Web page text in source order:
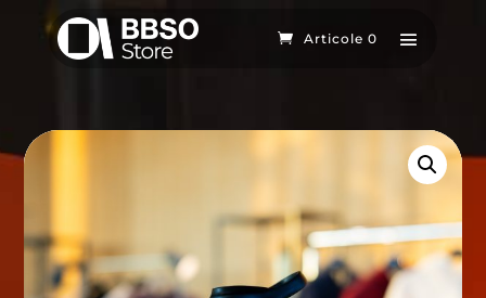
Articole 0